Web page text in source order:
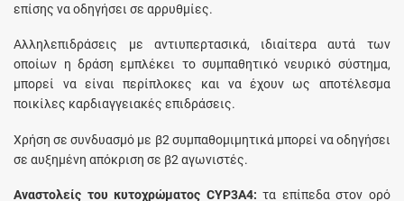
επίσης να οδηγήσει σε αρρυθμίες.
Αλληλεπιδράσεις με αντιυπερτασικά, ιδιαίτερα αυτά των
οποίων η δράση εμπλέκει το συμπαθητικό νευρικό σύστημα,
μπορεί να είναι περίπλοκες και να έχουν ως αποτέλεσμα
ποικίλες καρδιαγγειακές επιδράσεις.
Χρήση σε συνδυασμό με β2 συμπαθομιμητικά μπορεί να οδηγήσει
σε αυξημένη απόκριση σε β2 αγωνιστές.
Αναστολείς του κυτοχρώματος CYP3A4: τα επίπεδα στον ορό